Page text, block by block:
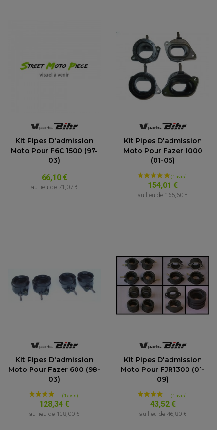
ATELIER, PADDOCK, STAND
ANTIPARASITE NGK
BOUGIE NGK
Kit Pipes D'admission
Moto Pour F6C 1500 (97-
03)
66,10 €
au lieu de 71,07 €
Kit Pipes D'admission
Moto Pour Fazer 1000
(01-05)
154,01 €
au lieu de 165,60 €
Kit Pipes D'admission
Moto Pour Fazer 600 (98-
03)
128,34 €
au lieu de 138,00 €
Kit Pipes D'admission
Moto Pour FJR1300 (01-
09)
43,52 €
au lieu de 46,80 €